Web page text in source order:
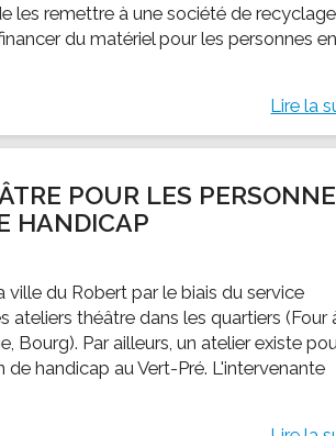
les remettre à une société de
du matériel pour les personnes en
Lire la
POUR LES
HANDICAP
ville du Robert par le biais du service
ateliers théâtre dans les quartiers (Four
Bourg). Par ailleurs, un atelier existe
de handicap au Vert-Pré. L'intervenante